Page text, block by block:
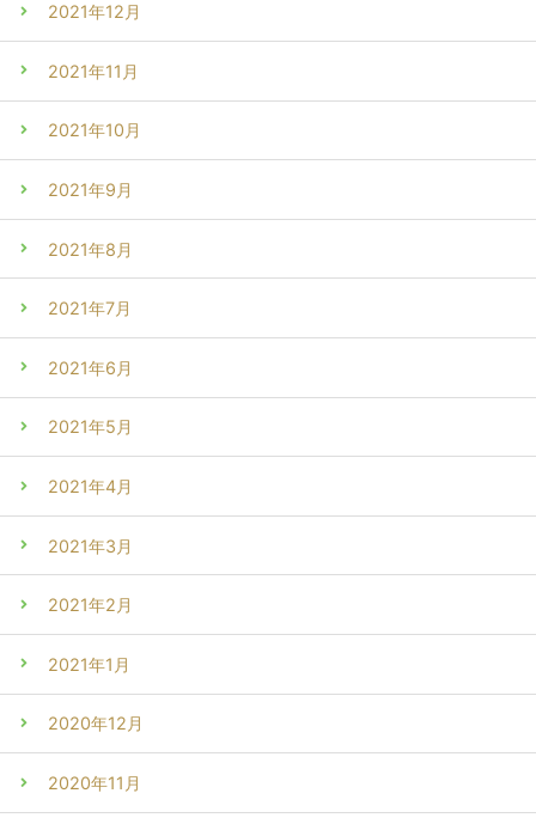
2021年12月
2021年11月
2021年10月
2021年9月
2021年8月
2021年7月
2021年6月
2021年5月
2021年4月
2021年3月
2021年2月
2021年1月
2020年12月
2020年11月